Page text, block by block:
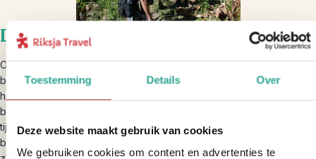
Toestemming Details Over
Deze website maakt gebruik van cookies
We gebruiken cookies om content en advertenties te
Duurzame bouwstenen wereldwijd
Op de meeste bestemmingen bieden we een of meerdere
bouwstenen aan waar we bewust voor een duurzame insteek
hebben gekozen. Bijvoorbeeld door ontmoetingen met de lokale
bevolking wanneer je bij hen in een homestay verblijft of met hen
tijdens een excursie op pad gaat. Maar ook voor de andere
bouwstenen hebben we bewuste, verantwoorde, keuzes gemaakt